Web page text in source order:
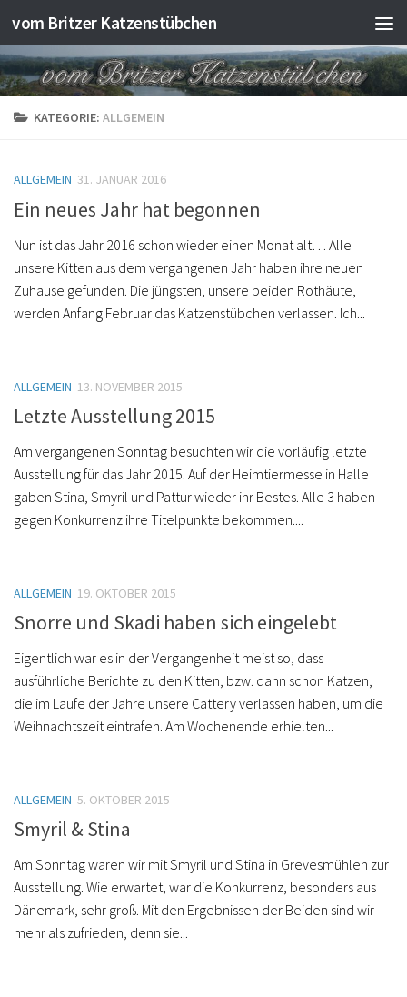
Skip to content
vom Britzer Katzenstübchen
KATEGORIE: ALLGEMEIN
ALLGEMEIN 31. JANUAR 2016
Ein neues Jahr hat begonnen
Nun ist das Jahr 2016 schon wieder einen Monat alt… Alle
unsere Kitten aus dem vergangenen Jahr haben ihre neuen
Zuhause gefunden. Die jüngsten, unsere beiden Rothäute,
werden Anfang Februar das Katzenstübchen verlassen. Ich...
ALLGEMEIN 13. NOVEMBER 2015
Letzte Ausstellung 2015
Am vergangenen Sonntag besuchten wir die vorläufig letzte
Ausstellung für das Jahr 2015. Auf der Heimtiermesse in Halle
gaben Stina, Smyril und Pattur wieder ihr Bestes. Alle 3 haben
gegen Konkurrenz ihre Titelpunkte bekommen....
ALLGEMEIN 19. OKTOBER 2015
Snorre und Skadi haben sich eingelebt
Eigentlich war es in der Vergangenheit meist so, dass
ausführliche Berichte zu den Kitten, bzw. dann schon Katzen,
die im Laufe der Jahre unsere Cattery verlassen haben, um die
Weihnachtszeit eintrafen. Am Wochenende erhielten...
ALLGEMEIN 5. OKTOBER 2015
Smyril & Stina
Am Sonntag waren wir mit Smyril und Stina in Grevesmühlen zur
Ausstellung. Wie erwartet, war die Konkurrenz, besonders aus
Dänemark, sehr groß. Mit den Ergebnissen der Beiden sind wir
mehr als zufrieden, denn sie...